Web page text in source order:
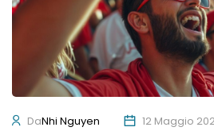
DaNhi Nguyen 12 Maggio